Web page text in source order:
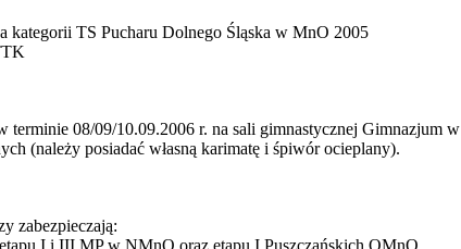
kategorii TS Pucharu Dolnego Śląska w MnO 2005
terminie 08/09/10.09.2006 r. na sali gimnastycznej Gimnazjum w
(należy posiadać własną karimatę i śpiwór ocieplany).
zabezpieczają:
I i III MP w NMnO oraz etapu I Puszczańskich OMnO